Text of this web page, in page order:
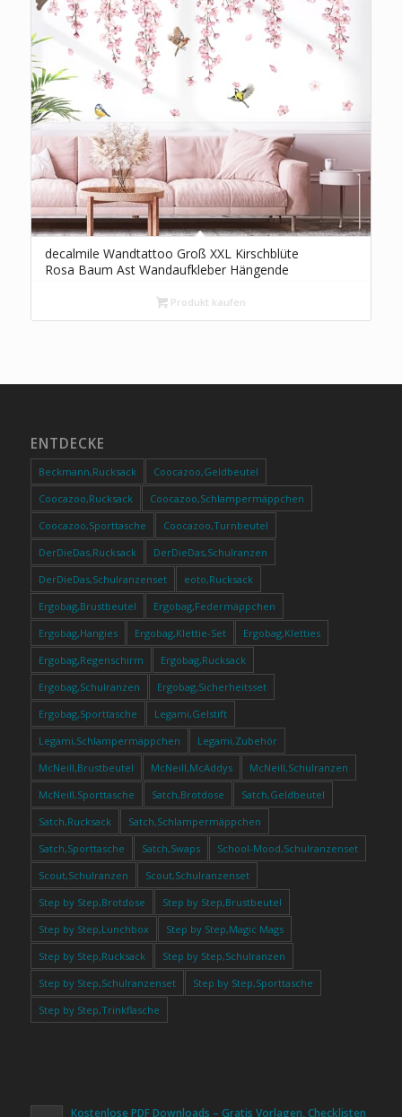
decalmile Wandtattoo Groß XXL Kirschblüte
Rosa Baum Ast Wandaufkleber Hängende
Schlafzimmer Wohnzimmer Sofa Hintergrund
Wanddeko
Produkt kaufen
ENTDECKE
Beckmann,Rucksack
Coocazoo,Geldbeutel
Coocazoo,Rucksack
Coocazoo,Schlampermäppchen
Coocazoo,Sporttasche
Coocazoo,Turnbeutel
DerDieDas,Rucksack
DerDieDas,Schulranzen
DerDieDas,Schulranzenset
eoto,Rucksack
Ergobag,Brustbeutel
Ergobag,Federmäppchen
Ergobag,Hangies
Ergobag,Klettie-Set
Ergobag,Kletties
Ergobag,Regenschirm
Ergobag,Rucksack
Ergobag,Schulranzen
Ergobag,Sicherheitsset
Ergobag,Sporttasche
Legami,Gelstift
Legami,Schlampermäppchen
Legami,Zubehör
McNeill,Brustbeutel
McNeill,McAddys
McNeill,Schulranzen
McNeill,Sporttasche
Satch,Brotdose
Satch,Geldbeutel
Satch,Rucksack
Satch,Schlampermäppchen
Satch,Sporttasche
Satch,Swaps
School-Mood,Schulranzenset
Scout,Schulranzen
Scout,Schulranzenset
Step by Step,Brotdose
Step by Step,Brustbeutel
Step by Step,Lunchbox
Step by Step,Magic Mags
Step by Step,Rucksack
Step by Step,Schulranzen
Step by Step,Schulranzenset
Step by Step,Sporttasche
Step by Step,Trinkflasche
Kostenlose PDF Downloads – Gratis Vorlagen, Checklisten